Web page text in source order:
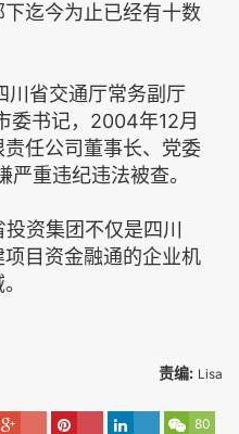
迄今为止已经有十数
川省交通厅常务副厅
委书记，2004年12月
任公司董事长、党委
重违纪违法被查。
资集团不仅是四川
目资金融通的企业机
责编: Lisa
80